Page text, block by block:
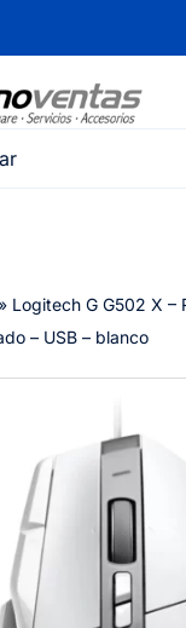
Logitech G G502 X –
– USB – blanco